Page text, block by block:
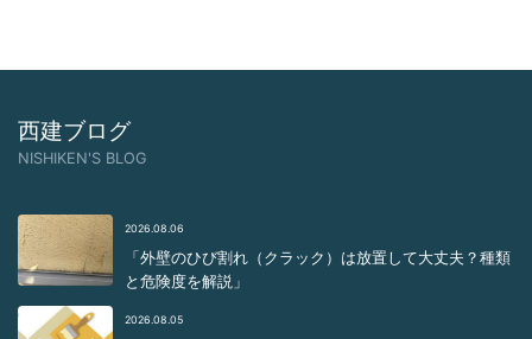
西建ブログ
NISHIKEN'S BLOG
2026.08.06
「外壁のひび割れ（クラック）は放置して大丈夫？種類
と危険度を解説」
2026.08.05